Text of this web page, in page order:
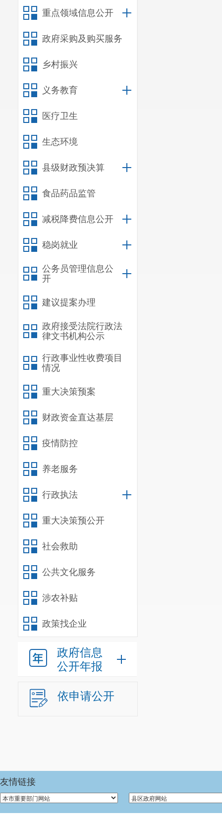
重点领域信息公开
政府采购及购买服务
乡村振兴
义务教育
医疗卫生
生态环境
县级财政预决算
食品药品监管
减税降费信息公开
稳岗就业
公务员管理信息公
开
建议提案办理
政府接受法院行政法
律文书机构公示
行政事业性收费项目
情况
重大决策预案
财政资金直达基层
疫情防控
养老服务
行政执法
重大决策预公开
社会救助
公共文化服务
涉农补贴
政策找企业
政府信息
公开年报
依申请公开
友情链接